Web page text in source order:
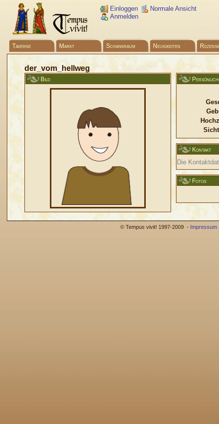
Einloggen
Anmelden
Normale Ansicht
Taverne Markt Schankraum Neuigkeiten
der_vom_hellweg
Bild
Kontakt
Die
Fotos
© Tempus vivit! 1997-2009 - Impressum